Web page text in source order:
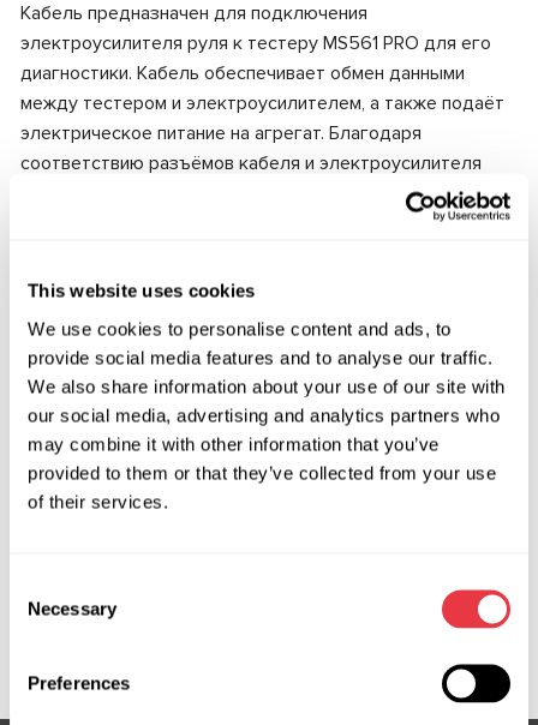
This website uses cookies
We use cookies to personalise content and ads, to
provide social media features and to analyse our traffic.
We also share information about your use of our site with
our social media, advertising and analytics partners who
may combine it with other information that you’ve
provided to them or that they’ve collected from your use
of their services.
Selection
Necessary
Preferences
Кабель предназначен для подключения
электроусилителя руля к тестеру MS561 PRO для его
диагностики. Кабель обеспечивает обмен данными
между тестером и электроусилителем, а также подаёт
электрическое питание на агрегат. Благодаря
соответствию разъёмов кабеля и электроусилителя
обеспечивается быстрое и надёжное подключение.
Запросить цену
OEM
MS3502441C, 488100379R, 488100465R, 488100603R,
488104973R, 488105612R, 488105937R, 488105963R,
488106888R, 488107693R, 488108823R, 488109423R,